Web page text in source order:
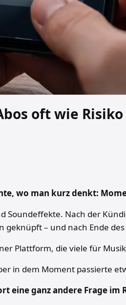
oft wie
wo man kurz denkt:
Soundeffekte. Nach der
– und nach Ende
Plattform, die viele für
in dem Moment passierte
eine ganz andere Frage im